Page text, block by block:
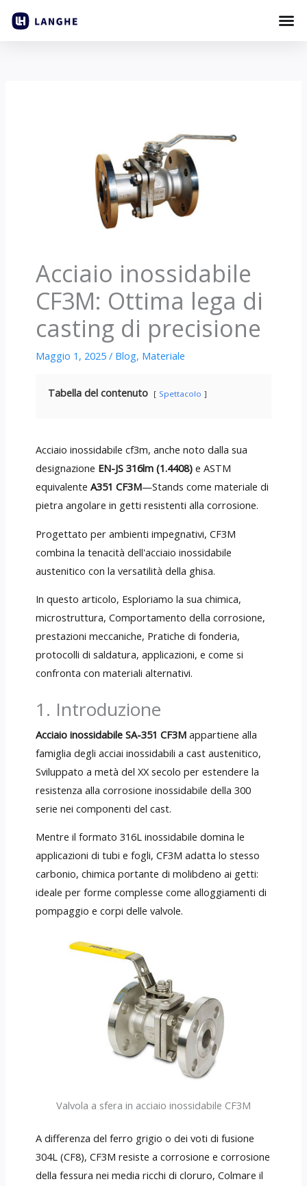
Acciaio inossidabile
CF3M: Ottima lega di
casting di precisione
Maggio 1, 2025 / Blog, Materiale
Tabella del contenuto Spettacolo
Acciaio inossidabile cf3m, anche noto dalla sua
designazione EN-JS 316lm (1.4408)e ASTM
equivalente A351 CF3M—Stands come materiale di
pietra angolare in getti resistenti alla corrosione.
Progettato per ambienti impegnativi, CF3M
combina la tenacità dell'acciaio inossidabile
austenitico con la versatilità della ghisa.
In questo articolo, Esploriamo la sua chimica,
microstruttura, Comportamento della corrosione,
prestazioni meccaniche, Pratiche di fonderia,
protocolli di saldatura, applicazioni, e come si
confronta con materiali alternativi.
1. Introduzione
Acciaio inossidabile SA-351 CF3Mappartiene alla
famiglia degli acciai inossidabili a cast austenitico,
Sviluppato a metà del XX secolo per estendere la
resistenza alla corrosione inossidabile della 300
serie nei componenti del cast.
Mentre il formato 316L inossidabile domina le
applicazioni di tubi e fogli, CF3M adatta lo stesso
carbonio, chimica portante di molibdeno ai getti:
ideale per forme complesse come alloggiamenti di
pompaggio e corpi delle valvole.
Valvola a sfera in acciaio inossidabile CF3M
A differenza del ferro grigio o dei voti di fusione
304L (CF8), CF3M resiste a corrosione e corrosione
della fessura nei media ricchi di cloruro, Colmare il